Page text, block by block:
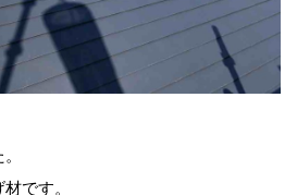
です。